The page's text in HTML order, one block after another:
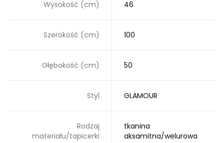
Wysokość (cm) 46
Szerokość (cm) 100
Głębokość (cm) 50
Styl GLAMOUR
Rodzaj
materiału/tapicerki
tkanina
aksamitna/welurowa